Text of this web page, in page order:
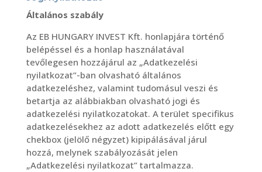
Általános szabály
Az EB HUNGARY INVEST Kft. honlapjára történő
belépéssel és a honlap használatával
tevőlegesen hozzájárul az „Adatkezelési
nyilatkozat”-ban olvasható általános
adatkezeléshez, valamint tudomásul veszi és
betartja az alábbiakban olvasható jogi és
adatkezelési nyilatkozatokat. A terület specifikus
adatkezelésekhez az adott adatkezelés előtt egy
chekbox (jelölő négyzet) kipipálásával járul
hozzá, melynek szabályozását jelen
„Adatkezelési nyilatkozat” tartalmazza.